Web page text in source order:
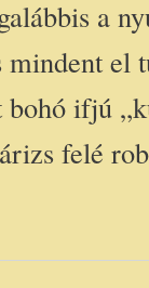
a
ifjú
felé